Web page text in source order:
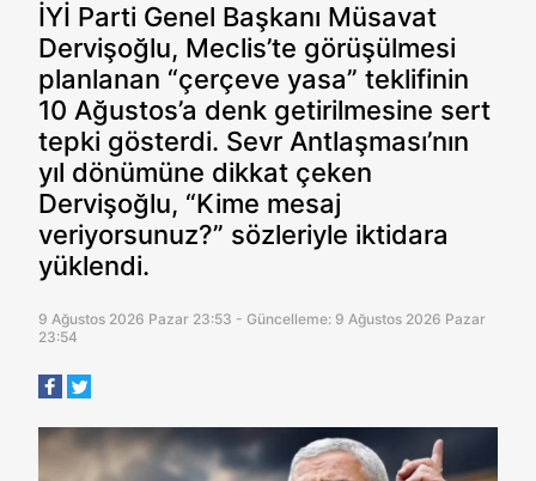
İYİ Parti Genel Başkanı Müsavat
Dervişoğlu, Meclis’te görüşülmesi
planlanan “çerçeve yasa” teklifinin
10 Ağustos’a denk getirilmesine sert
tepki gösterdi. Sevr Antlaşması’nın
yıl dönümüne dikkat çeken
Dervişoğlu, “Kime mesaj
veriyorsunuz?” sözleriyle iktidara
yüklendi.
9 Ağustos 2026 Pazar 23:53 - Güncelleme: 9 Ağustos 2026 Pazar
23:54